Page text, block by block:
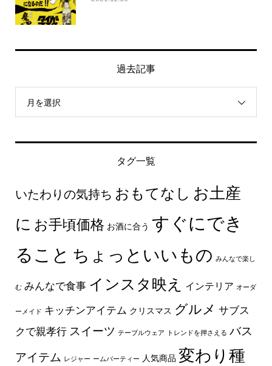
過去記事
月を選択
タグ一覧
いたわりの気持ち おもてなし お土産
に お手頃価格 お酒に合う すぐにでき
ること ちょっといいもの みんなで楽し
む みんなで食事 インスタ映え インテリア オーダ
ーメイド キッチンアイテム クリスマス グルメ サブス
クで親孝行 スイーツ テーブルウェア トレンドを押さえる バス
アイテム レジャー ームパーティー 人気商品 変わり種